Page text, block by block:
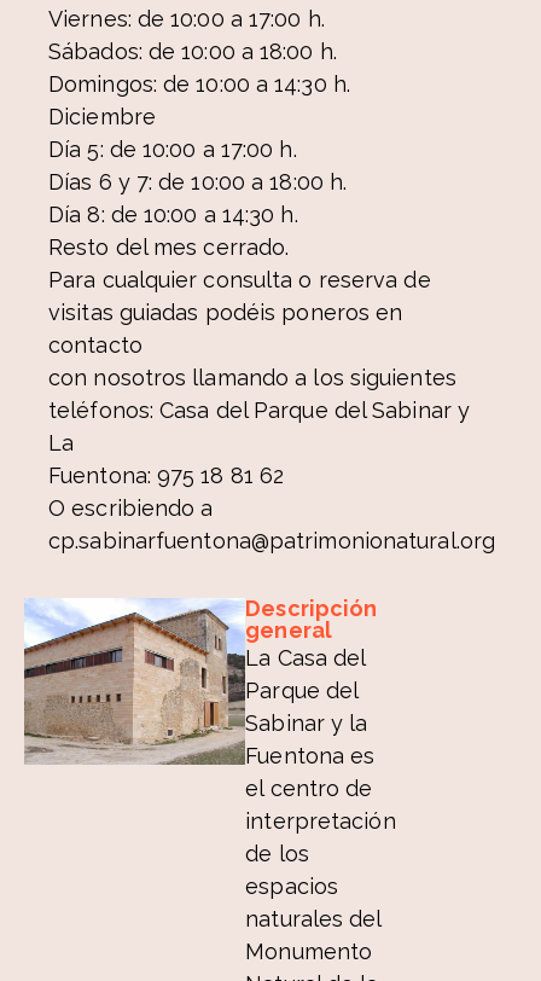
Viernes: de 10:00 a 17:00 h.
Sábados: de 10:00 a 18:00 h.
Domingos: de 10:00 a 14:30 h.
Diciembre
Día 5: de 10:00 a 17:00 h.
Días 6 y 7: de 10:00 a 18:00 h.
Día 8: de 10:00 a 14:30 h.
Resto del mes cerrado.
Para cualquier consulta o reserva de
visitas guiadas podéis poneros en
contacto
con nosotros llamando a los siguientes
teléfonos: Casa del Parque del Sabinar y
La
Fuentona: 975 18 81 62
O escribiendo a
cp.sabinarfuentona@patrimonionatural.org
Descripción
general
La Casa del
Parque del
Sabinar y la
Fuentona es
el centro de
interpretación
de los
espacios
naturales del
Monumento